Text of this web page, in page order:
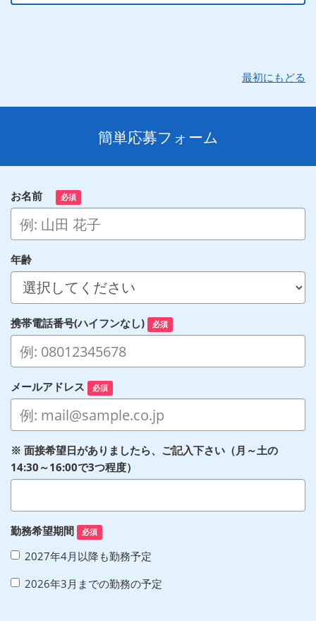
最初にもどる
簡単応募フォーム
お名前 必須
年齢
携帯電話番号(ハイフンなし) 必須
メールアドレス 必須
※ 面接希望日がありましたら、ご記入下さい（月～土の
14:30～16:00で3つ程度）
勤務希望期間 必須
2027年4月以降も勤務予定
2026年3月までの勤務の予定